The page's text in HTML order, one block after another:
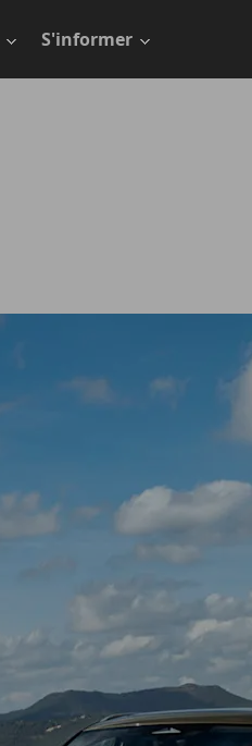
S'informer